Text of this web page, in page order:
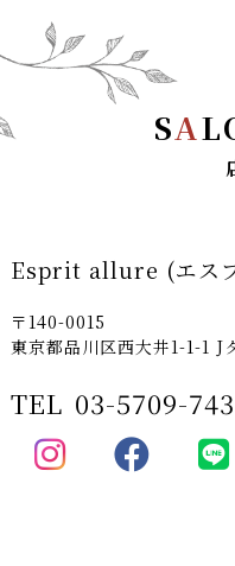
SA
Esprit allure (エスプ
〒140-0015
東京都品川区西大井1-1-1 J
TEL 03-5709-